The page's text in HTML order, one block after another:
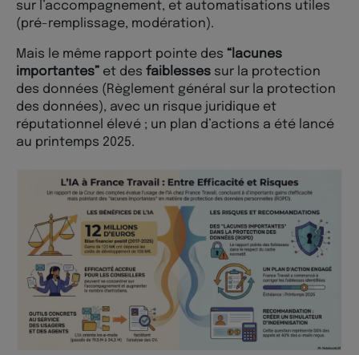
sur l’accompagnement, et automatisations utiles
(pré-remplissage, modération).
Mais le même rapport pointe des “lacunes
importantes” et des faiblesses sur la protection
des données (Règlement général sur la protection
des données), avec un risque juridique et
réputationnel élevé ; un plan d’actions a été lancé
au printemps 2025.